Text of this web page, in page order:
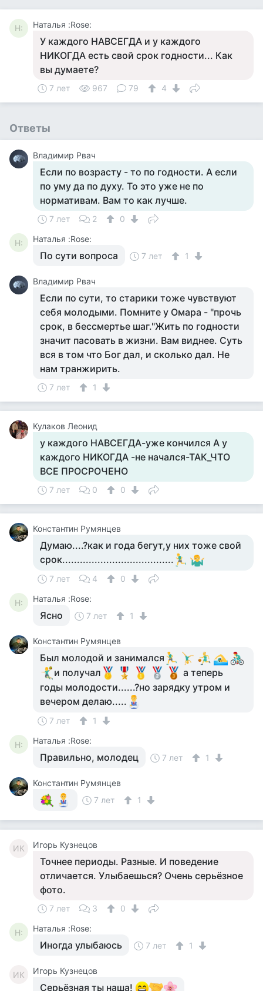
Н: Наталья :Rose:
У каждого НАВСЕГДА и у каждого
НИКОГДА есть свой срок годности... Как
вы думаете?
7 лет 967 79 4
Ответы
Владимир Рвач
Если по возрасту - то по годности. А если
по уму да по духу. То это уже не по
нормативам. Вам то как лучше.
7 лет 2 0
Н: Наталья :Rose:
По сути вопроса 7 лет 1
Владимир Рвач
Если по сути, то старики тоже чувствуют
себя молодыми. Помните у Омара - "прочь
срок, в бессмертье шаг."Жить по годности
значит пасовать в жизни. Вам виднее. Суть
вся в том что Бог дал, и сколько дал. Не
нам транжирить.
7 лет 1
Кулаков Леонид
у каждого НАВСЕГДА-уже кончился А у
каждого НИКОГДА -не начался-ТАК_ЧТО
ВСЕ ПРОСРОЧЕНО
7 лет 0 0
Константин Румянцев
Думаю....?как и года бегут,у них тоже свой
срок......................................
7 лет 4 0
Н: Наталья :Rose:
Ясно 7 лет 1
Константин Румянцев
Был молодой и занимался
и получал
а теперь
годы молодости......?но зарядку утром и
вечером делаю.....
7 лет 1
Н: Наталья :Rose:
Правильно, молодец 7 лет 1
Константин Румянцев
7 лет
1
ИК Игорь Кузнецов
Точнее периоды. Разные. И поведение
отличается. Улыбаешься? Очень серьёзное
фото.
7 лет 3 0
Н: Наталья :Rose:
Иногда улыбаюсь 7 лет 1
ИК Игорь Кузнецов
Серьёзная ты наша!